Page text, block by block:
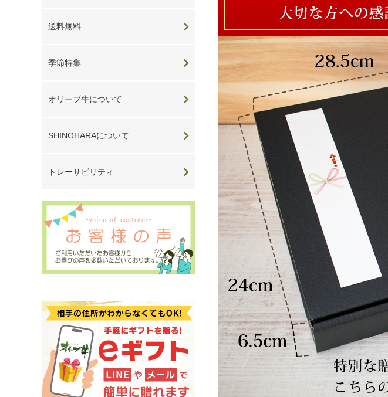
送料無料
季節特集
オリーブ牛について
SHINOHARAについて
トレーサビリティ